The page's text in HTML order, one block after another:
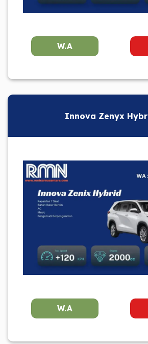
W.A
Innova Zenyx
W.A